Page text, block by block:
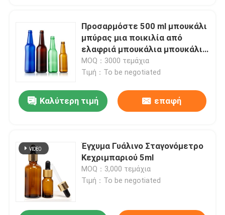
Προσαρμόστε 500 ml μπουκάλι
μπύρας μια ποικιλία από
ελαφριά μπουκάλια μπουκάλι
μπύρας γυαλί
MOQ：3000 τεμάχια
Τιμή：To be negotiated
Καλύτερη τιμή επαφή
Έγχυμα Γυάλινο Σταγονόμετρο
Κεχριμπαριού 5ml
MOQ：3,000 τεμάχια
Τιμή：To be negotiated